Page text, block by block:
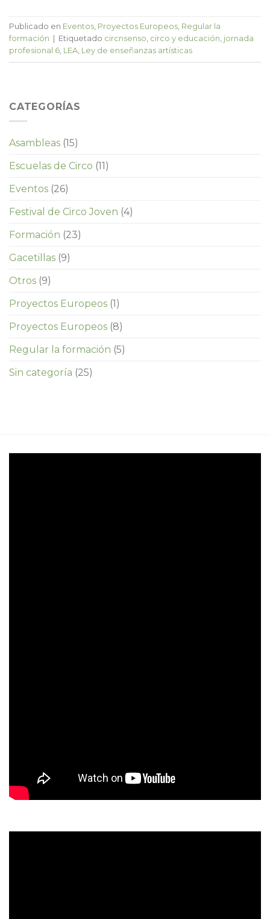
Publicado en Eventos Proyectos Europeos Regular la
formación
Etiquetado circnsenso circo y educación jornada
profesional 6 LEA Ley de enseñanzas artísticas
CATEGORÍAS
Asambleas (15)
Escuelas de Circo (11)
Eventos (26)
Festival de Circo Joven (4)
Formación (23)
Gacetillas (9)
Otros (9)
Proyectos Europeos (1)
Proyectos Europeos (8)
Regular la formación (5)
Sin categoría (25)